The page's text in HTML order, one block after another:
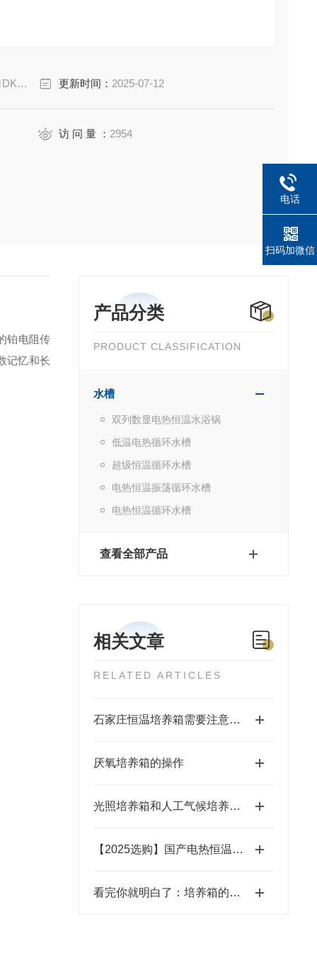
5A 更新时间： 2025-07-12
访 问 量 ： 2954
产品分类
PRODUCT CLASSIFICATION
水槽
双列数显电热恒温水浴锅
低温电热循环水槽
超级恒温循环水槽
电热恒温振荡循环水槽
电热恒温循环水槽
查看全部产品
相关文章
RELATED ARTICLES
石家庄恒温培养箱需要注意的一些事项
厌氧培养箱的操作
光照培养箱和人工气候培养箱区别
【2025选购】国产电热恒温鼓风干燥箱哪家好，推荐品牌有哪些
看完你就明白了：培养箱的十个常见种类简析
铂电阻传
记忆和长
电话
扫码加微信